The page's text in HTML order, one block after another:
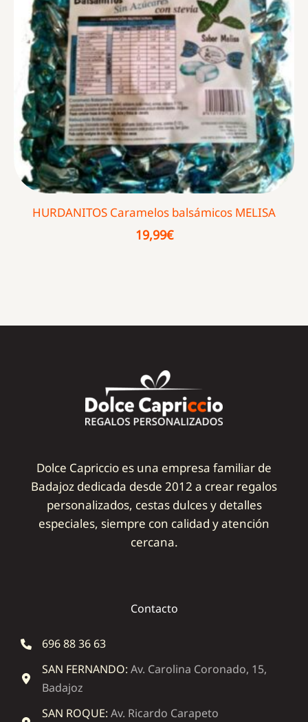
HURDANITOS Caramelos balsámicos MELISA
19,99€
Dolce Capriccio es una empresa familiar de
Badajoz dedicada desde 2012 a crear regalos
personalizados, cestas dulces y detalles
especiales, siempre con calidad y atención
cercana.
Contacto
696 88 36 63
SAN FERNANDO: Av. Carolina Coronado, 15,
Badajoz
SAN ROQUE: Av. Ricardo Carapeto